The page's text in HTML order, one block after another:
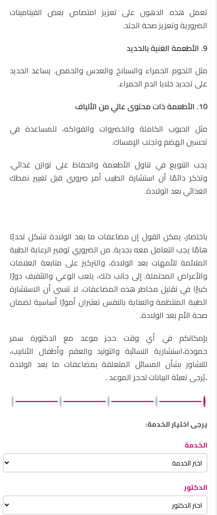
تعمل هذه الدهون على تعزيز امتصاص بعض الفيتامينات
الضرورية وتعزيز صحة الجلد.
9. الأطعمة الغنية بالحديد
مثل اللحوم الحمراء والسبانخ والعدس والحمص. يساعد الحديد
على تجديد خلايا الدم الحمراء.
10. الأطعمة ذات محتوى عالي من الألياف
مثل الحبوب الكاملة والخضروات والفواكه، للمساعدة في
تحسين الهضم وتجنب الإمساك.
يجب التنويع في تناول الأطعمة والحفاظ على توازن غذائي.
وتذكر دائمًا أن استشارة الطبيب أمر ضروري قبل تغيير نمطك
الغذائي بعد الولادة.
باختصار، يمكن القول إن مضاعفات ما بعد الولادة تشكل تحديًا
هامًا يجب التعامل معه بجدية. من الضروري توفير الرعاية الطبية
الملائمة للأمهات بعد الولادة، والتركيز على متابعة العلامات
والأعراض المحتملة. إلى جانب ذلك، يلعب الوعي والتثقيف دورًا
كبيرًا في تقليل مخاطر هذه المضاعفات. لا تنسى أن الاستشارة
الطبية المنتظمة والعناية بالنفس تعتبران أمورًا أساسية لضمان
صحة الأم بعد الولادة.
بإمكانكم في أي وقت حجز موعد مع الدكتورة سمر
حمودة،استشارية النسائية والتوليد والعقم وأطفال الأنابيب،
للتشاور بشأن المسائل المتعلقة بمضاعفات ما بعد الولادة
،يُرجى تعبئة البيانات لحجز الموعد .
يرجى اختيار الخدمة:
الخدمة
الدكتور